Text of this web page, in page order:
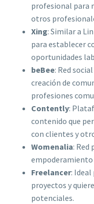
profesional para
otros
Xing: Similar a
para establecer
oportunidades
beBee: Red
creación de
profesiones
Contently:
contenido que
con clientes y
Womenalia: Red
empoderamiento
Freelancer: Ideal
proyectos y
potenciales.